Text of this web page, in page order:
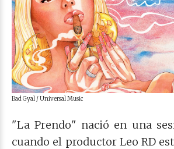
Bad Gyal / Universal Music
"La Prendo" nació en una
cuando el productor Leo RD